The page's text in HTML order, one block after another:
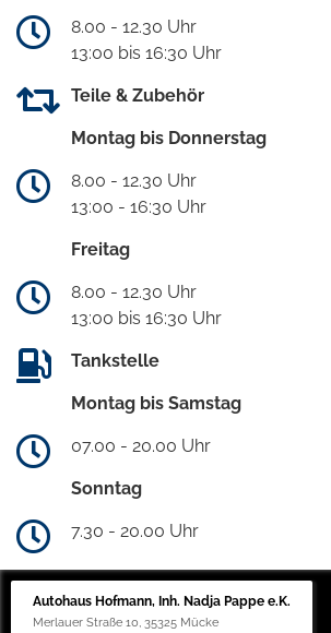
8.00 - 12.30 Uhr
13:00 bis 16:30 Uhr
Teile & Zubehör
Montag bis Donnerstag
8.00 - 12.30 Uhr
13:00 - 16:30 Uhr
Freitag
8.00 - 12.30 Uhr
13:00 bis 16:30 Uhr
Tankstelle
Montag bis Samstag
07.00 - 20.00 Uhr
Sonntag
7.30 - 20.00 Uhr
Autohaus Hofmann, Inh. Nadja Pappe e.K.
Merlauer Straße 10, 35325 Mücke